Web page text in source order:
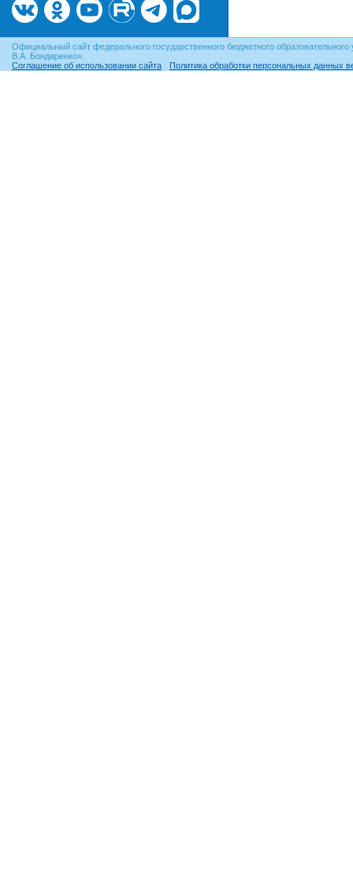
Официальный сайт федерального государственного бюджетного
В.А. Бондаренко».
Соглашение об использовании сайта
Политика обработки персональных данных